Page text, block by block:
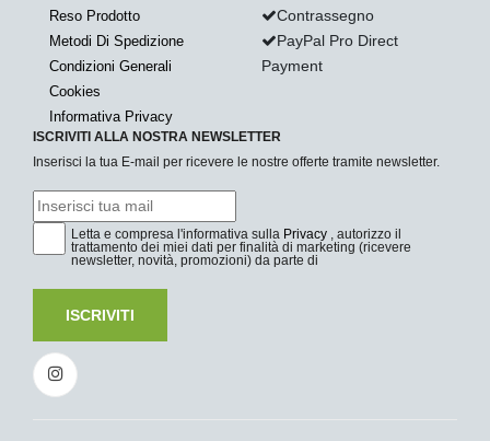
Reso Prodotto
Metodi Di Spedizione
Condizioni Generali
Cookies
Informativa Privacy
Contrassegno
PayPal Pro Direct
Payment
ISCRIVITI ALLA NOSTRA NEWSLETTER
Inserisci la tua E-mail per ricevere le nostre offerte tramite newsletter.
Letta e compresa l'informativa sulla Privacy , autorizzo il
trattamento dei miei dati per finalità di marketing (ricevere
newsletter, novità, promozioni) da parte di
ISCRIVITI